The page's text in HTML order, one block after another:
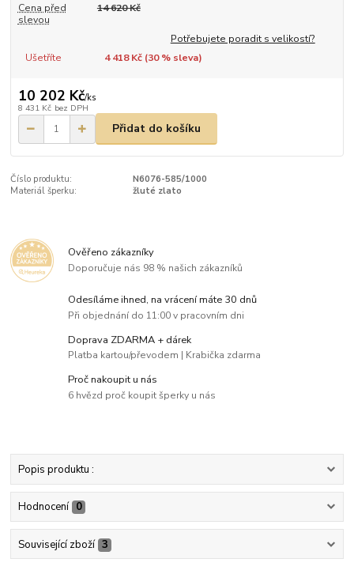
Cena před
slevou
14 620 Kč
Potřebujete poradit s velikostí?
Ušetříte
4 418 Kč (30% sleva)
10 202 Kč/ks
8 431 Kč bez DPH
Přidat do košíku
Číslo produktu:
N6076-585/1000
Materiál šperku:
žluté zlato
Ověřeno zákazníky
Doporučuje nás 98 % našich zákazníků
Odesíláme ihned, na vrácení máte 30 dnů
Při objednání do 11:00 v pracovním dni
Doprava ZDARMA + dárek
Platba kartou/převodem | Krabička zdarma
Proč nakoupit u nás
6 hvězd proč koupit šperky u nás
Popis produktu :
Hodnocení 0
Související zboží 3